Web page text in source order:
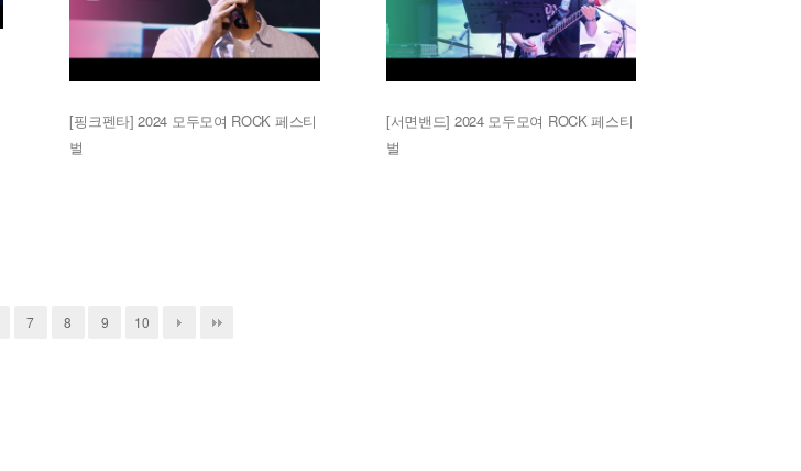
[핑크펜타] 2024 모두모여 ROCK 페스티
벌
[서면밴드] 2024 모두모여 ROCK 페스티
벌
7 8 9 10